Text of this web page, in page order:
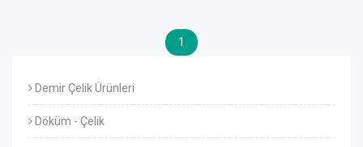
1
Demir Çelik Ürünleri
Döküm - Çelik